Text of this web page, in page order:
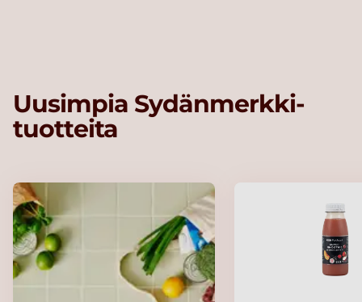
Uusimpia Sydänmerkki-
tuotteita